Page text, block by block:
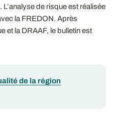
de risque est réalisée
la FREDON. Après
et la DRAAF, le bulletin est
de la région